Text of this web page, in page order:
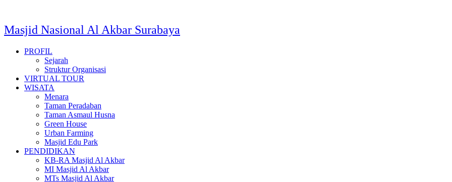
konten
Masjid Nasional Al Akbar Surabaya
PROFIL
Sejarah
Struktur Organisasi
VIRTUAL TOUR
WISATA
Menara
Taman Peradaban
Taman Asmaul Husna
Green House
Urban Farming
Masjid Edu Park
PENDIDIKAN
KB-RA Masjid Al Akbar
MI Masjid Al Akbar
MTs Masjid Al Akbar